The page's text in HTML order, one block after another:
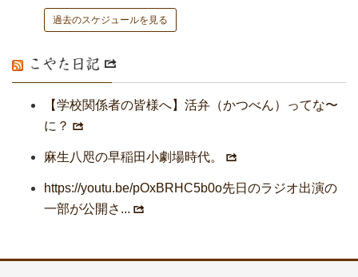
過去のスケジュールを見る
こやた日記
【学校関係者の皆様へ】活弁（かつべん）ってな〜
に？
麻生八咫の早稲田小劇場時代。
https://youtu.be/pOxBRHC5b0o先日のラジオ出演の
一部が公開さ...